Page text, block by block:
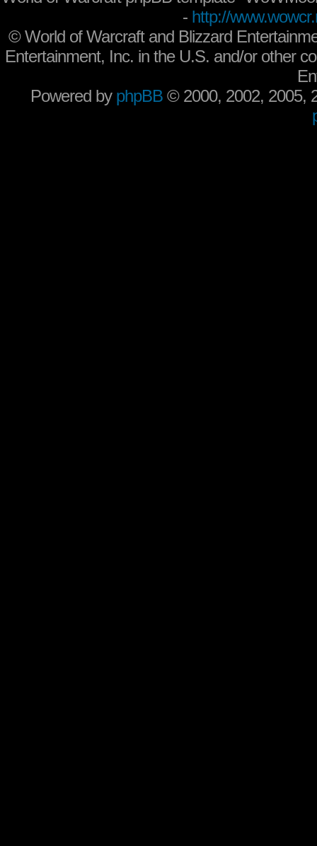
- http://
©World of Warcraft and Blizzard
Entertainment, Inc. in the U.S. and/or other
Powered by phpBB © 2000, 2002, 2005,